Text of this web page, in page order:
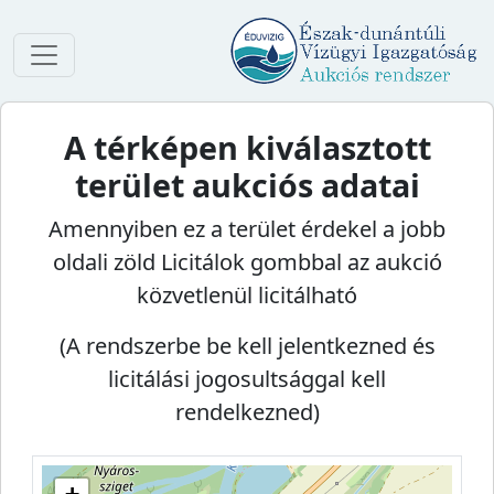
A térképen kiválasztott
terület aukciós adatai
Amennyiben ez a terület érdekel a jobb
oldali zöld Licitálok gombbal az aukció
közvetlenül licitálható
(A rendszerbe be kell jelentkezned és
licitálási jogosultsággal kell
rendelkezned)